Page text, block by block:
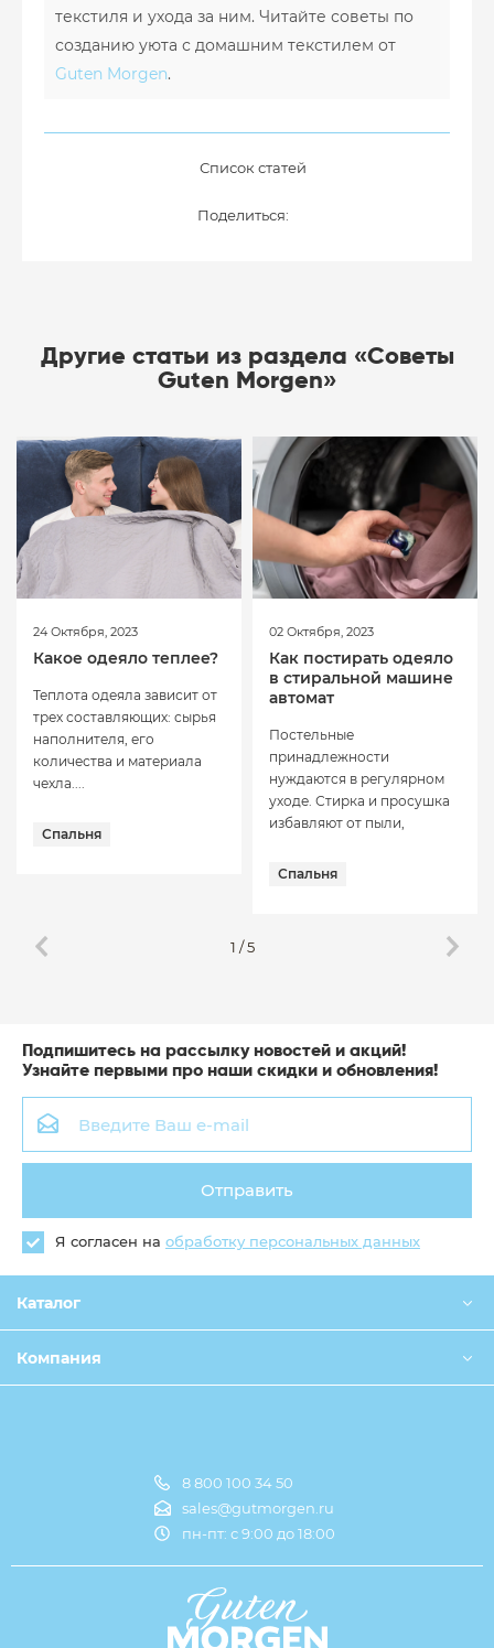
Оплата и доставка
текстиля и ухода за ним. Читайте советы по
созданию уюта с домашним текстилем от
Guten Morgen.
Список статей
Поделиться:
Другие статьи из раздела «Советы
Guten Morgen»
24 Октября, 2023
Какое одеяло теплее?
Теплота одеяла зависит от
трех составляющих: сырья
наполнителя, его
количества и материала
чехла....
Спальня
02 Октября, 2023
Как постирать одеяло
в стиральной машине
автомат
Постельные
принадлежности
нуждаются в регулярном
уходе. Стирка и просушка
избавляют от пыли,
Спальня
1 /5
Подпишитесь на рассылку новостей и акций!
Узнайте первыми про наши скидки и обновления!
Отправить
Я согласен на обработку персональных данных
Каталог
Компания
8 800 100 34 50
sales@gutmorgen.ru
пн-пт: с 9:00 до 18:00